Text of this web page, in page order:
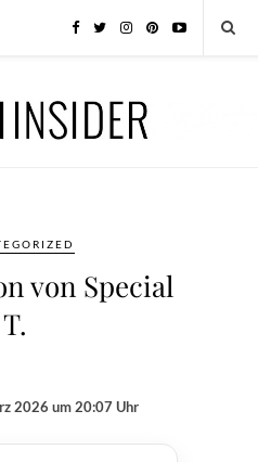
von Special
T.
2026 um 20:07 Uhr